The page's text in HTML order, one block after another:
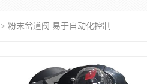
> 粉末岔道阀 易于自动化控制